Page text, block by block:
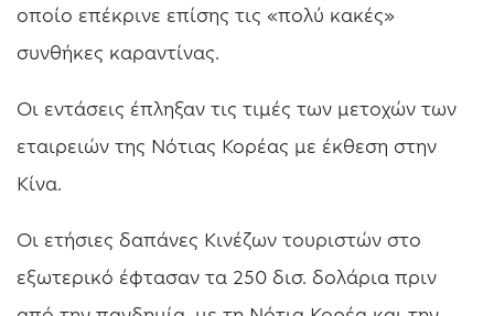
οποίο επέκρινε επίσης τις «πολύ κακές»
συνθήκες καραντίνας.
Οι εντάσεις έπληξαν τις τιμές των μετοχών των
εταιρειών της Νότιας Κορέας με έκθεση στην
Κίνα.
Οι ετήσιες δαπάνες Κινέζων τουριστών στο
εξωτερικό έφτασαν τα 250 δισ. δολάρια πριν